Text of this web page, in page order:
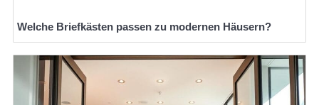
Welche Briefkästen passen zu modernen Häusern?